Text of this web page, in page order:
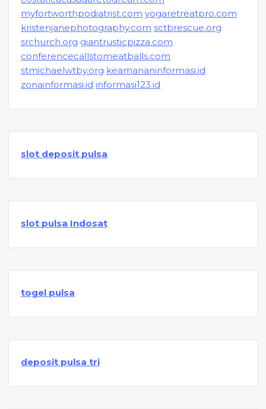
myfortworthpodiatrist.com yogaretreatpro.com
kristenjanephotography.com sctbrescue.org
srchurch.org giantrusticpizza.com
conferencecallstomeatballs.com
stmichaelwtby.org keamananinformasi.id
zonainformasi.id informasi123.id
slot deposit pulsa
slot pulsa Indosat
togel pulsa
deposit pulsa tri